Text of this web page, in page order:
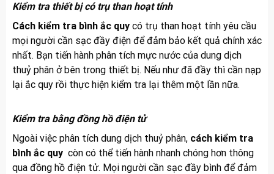
Kiểm tra thiết bị có trụ than hoạt tính
Cách kiểm tra bình ắc quycó trụ than hoạt tính yêu cầu
mọi người cần sạc đầy điện để đảm bảo kết quả chính xác
nhất. Bạn tiến hành phân tích mực nước của dung dịch
thuỷ phân ở bên trong thiết bị. Nếu như đã đầy thì cần nạp
lại ắc quy rồi thực hiện kiểm tra lại thêm một lần nữa.
Kiểm tra bằng đồng hồ điện tử
Ngoài việc phân tích dung dịch thuỷ phân, cách kiểm tra
bình ắc quycòn có thể tiến hành nhanh chóng hơn thông
qua đồng hồ điện tử. Mọi người cần sạc đầy bình để đảm